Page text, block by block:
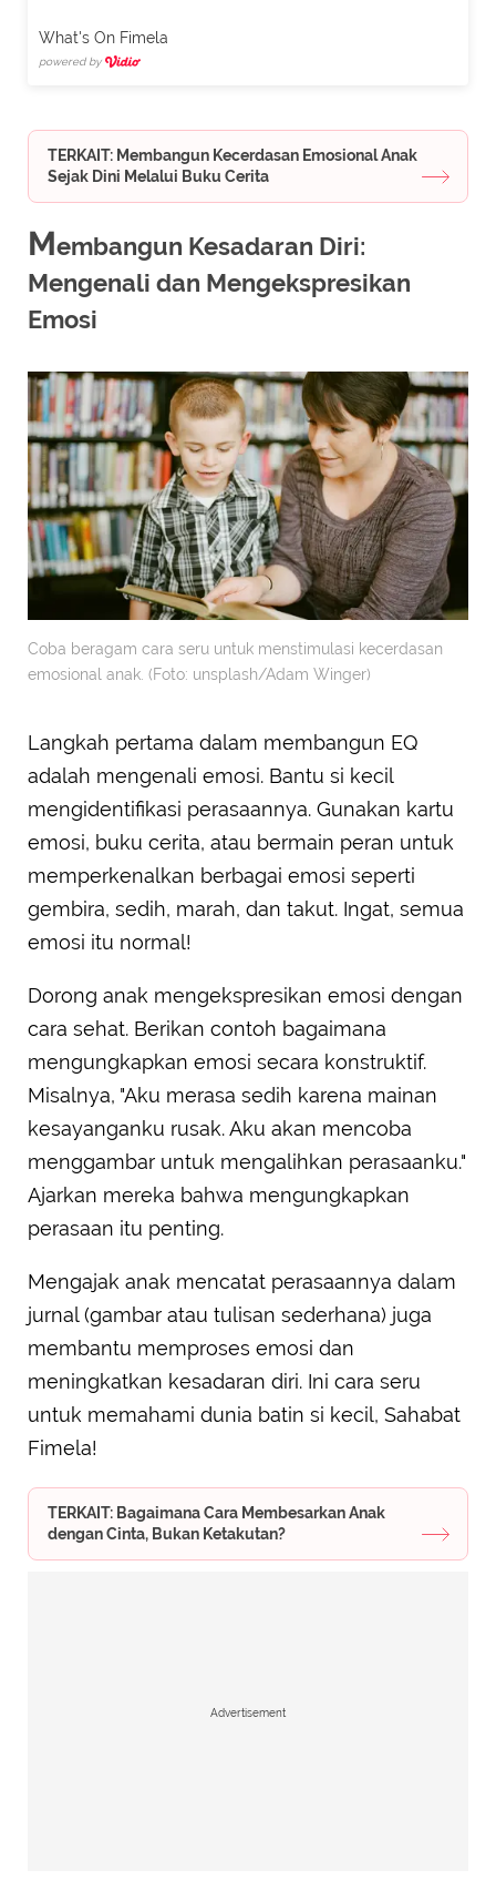
What's On Fimela
powered by
TERKAIT: Membangun Kecerdasan Emosional Anak
Sejak Dini Melalui Buku Cerita
Membangun Kesadaran Diri:
Mengenali dan Mengekspresikan
Emosi
Coba beragam cara seru untuk menstimulasi kecerdasan
emosional anak. (Foto: unsplash/Adam Winger)
Langkah pertama dalam membangun EQ
adalah mengenali emosi. Bantu si kecil
mengidentifikasi perasaannya. Gunakan kartu
emosi, buku cerita, atau bermain peran untuk
memperkenalkan berbagai emosi seperti
gembira, sedih, marah, dan takut. Ingat, semua
emosi itu normal!
Dorong anak mengekspresikan emosi dengan
cara sehat. Berikan contoh bagaimana
mengungkapkan emosi secara konstruktif.
Misalnya, "Aku merasa sedih karena mainan
kesayanganku rusak. Aku akan mencoba
menggambar untuk mengalihkan perasaanku."
Ajarkan mereka bahwa mengungkapkan
perasaan itu penting.
Mengajak anak mencatat perasaannya dalam
jurnal (gambar atau tulisan sederhana) juga
membantu memproses emosi dan
meningkatkan kesadaran diri. Ini cara seru
untuk memahami dunia batin si kecil, Sahabat
Fimela!
TERKAIT: Bagaimana Cara Membesarkan Anak
dengan Cinta, Bukan Ketakutan?
Advertisement